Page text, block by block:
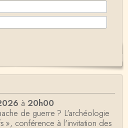
à 20h00
de guerre ? L'archéologie
», conférence à l'invitation des